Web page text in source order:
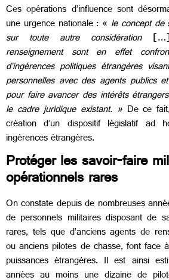
Ces opérations d’influence sont
une urgence nationale : « le concept de
sur toute autre considération
renseignement sont en effet
d’ingérences politiques étrangères
personnelles avec des agents publics
pour faire avancer des intérêts
le cadre juridique existant. » De ce
création d’un dispositif législatif ad
ingérences étrangères.
Protéger les savoir-faire
opérationnels rares
On constate depuis de nombreuses
de personnels militaires disposant de
rares, tels que d’anciens agents de
ou anciens pilotes de chasse, font face
puissances étrangères. Il est ainsi
années au moins une dizaine de